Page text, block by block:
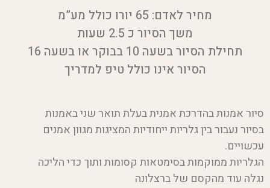
מחיר לאדם: 65 יורו כולל מע”מ
משך הסיור כ 2.5 שעות
תחילת הסיור בשעה 10 בבוקר או בשעה 16
הסיור אינו כולל טיפ למדריך
סיור אמנות בהדרכת אמנית בעלת תואר שני באמנות
בסיור נעבור בין גלריות ייחודיות המציגות מגוון אמנים
עכשויים.
הגלריות ממוקמות בסימטאות קסומות ותוך כדי הליכה
נגלה עוד מהקסם של ברצלונה